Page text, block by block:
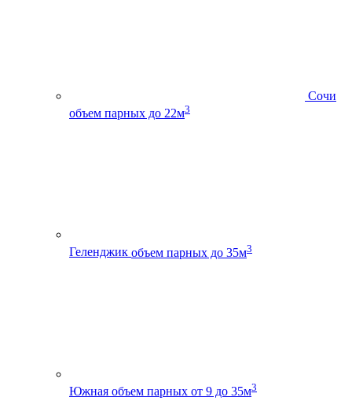
Сочи
объем парных до 22м3
Геленджик объем парных до 35м3
Южная объем парных от 9 до 35м3